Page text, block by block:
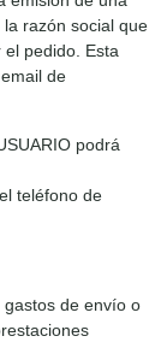
razón social que
pedido. Esta
de
podrá
teléfono de
gastos de envío o